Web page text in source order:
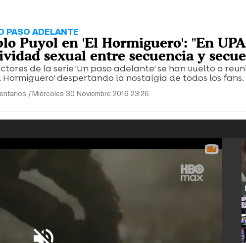
PASO ADELANTE
Puyol en 'El Hormiguero': "En
sexual entre secuencia y
de la serie 'Un paso adelante' se han vuelto a
Hormiguero' despertando la nostalgia de todos los fans.
|Miércoles 30 Noviembre 2016 23:26